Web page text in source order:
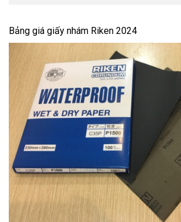
Bảng giá giấy nhám Riken 2024